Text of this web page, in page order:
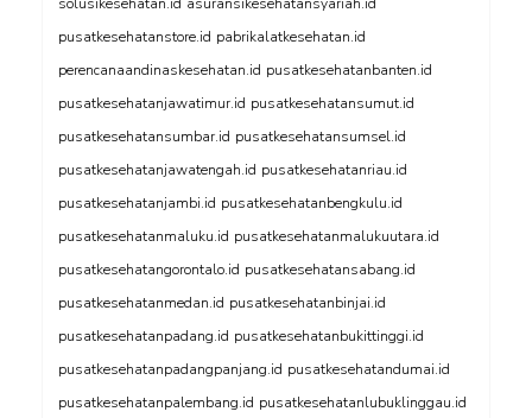
pusatkesehatanstore.id pabrikalatkesehatan.id
perencanaandinaskesehatan.id pusatkesehatanbanten.id
pusatkesehatanjawatimur.id pusatkesehatansumut.id
pusatkesehatansumbar.id pusatkesehatansumsel.id
pusatkesehatanjawatengah.id pusatkesehatanriau.id
pusatkesehatanjambi.id pusatkesehatanbengkulu.id
pusatkesehatanmaluku.id pusatkesehatanmalukuutara.id
pusatkesehatangorontalo.id pusatkesehatansabang.id
pusatkesehatanmedan.id pusatkesehatanbinjai.id
pusatkesehatanpadang.id pusatkesehatanbukittinggi.id
pusatkesehatanpadangpanjang.id pusatkesehatandumai.id
pusatkesehatanpalembang.id pusatkesehatanlubuklinggau.id